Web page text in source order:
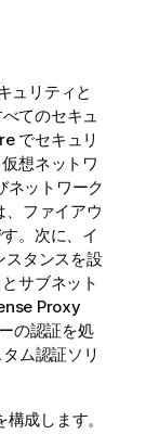
ュリティと
てのセキュ
でセキュリ
想ネットワ
ネットワーク
、ファイアウ
。次に、イ
スタンスを設
サブネット
Proxy
の認証を処
ム認証ソリ
成します。